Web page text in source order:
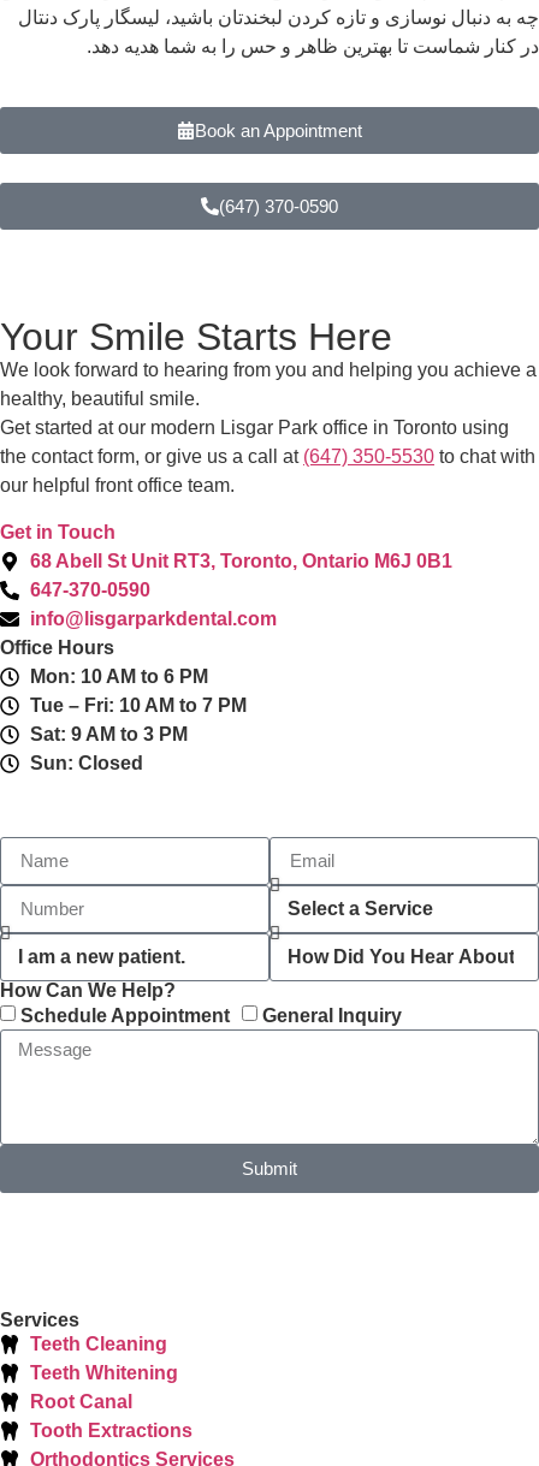
چه به دنبال نوسازی و تازه کردن لبخندتان باشید، لیسگار پارک دنتال
در کنار شماست تا بهترین ظاهر و حس را به شما هدیه دهد.
Book an Appointment
(647) 370-0590
Your Smile Starts Here
We look forward to hearing from you and helping you achieve a
healthy, beautiful smile.
Get started at our modern Lisgar Park office in Toronto using
the contact form, or give us a call at (647) 350-5530 to chat with
our helpful front office team.
Get in Touch
68 Abell St Unit RT3, Toronto, Ontario M6J 0B1
647-370-0590
info@lisgarparkdental.com
Office Hours
Mon: 10 AM to 6 PM
Tue – Fri: 10 AM to 7 PM
Sat: 9 AM to 3 PM
Sun: Closed
How Can We Help?
Schedule Appointment
General Inquiry
Submit
Services
Teeth Cleaning
Teeth Whitening
Root Canal
Tooth Extractions
Orthodontics Services